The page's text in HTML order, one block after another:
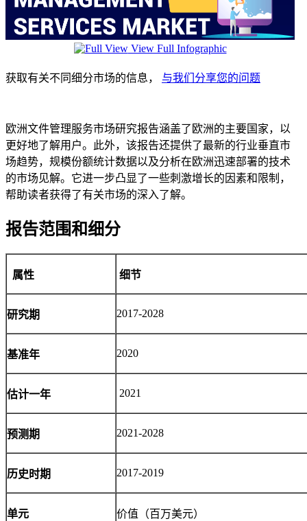
View Full Infographic
获取有关不同细分市场的信息， 与我们分享您的问题
欧洲文件管理服务市场研究报告涵盖了欧洲的主要国家，以
更好地了解用户。此外，该报告还提供了最新的行业垂直市
场趋势，规模份额统计数据以及分析在欧洲迅速部署的技术
的市场见解。它进一步凸显了一些刺激增长的因素和限制，
帮助读者获得了有关市场的深入了解。
报告范围和细分
属性 细节
研究期 2017-2028
基准年 2020
估计一年 2021
预测期 2021-2028
历史时期 2017-2019
单元 价值（百万美元）